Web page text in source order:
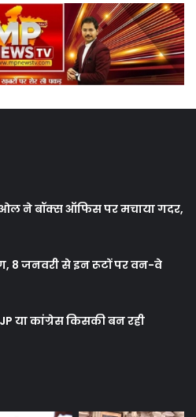
ने बॉक्स ऑफिस पर मचाया गदर,
8 जनवरी से इन रूटों पर वन-वे
या कांग्रेस किसकी बन रही